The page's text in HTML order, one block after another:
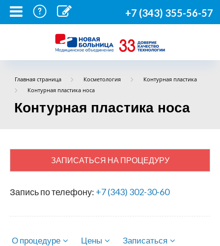
+7 (343) 355-56-57
Главная страница Косметология
Контурная пластика
Контурная пластика носа
Контурная пластика носа
ЗАПИСАТЬСЯ НА ПРОЦЕДУРУ
Запись по телефону: +7 (343) 302-30-60
О процедуре Цены Записаться